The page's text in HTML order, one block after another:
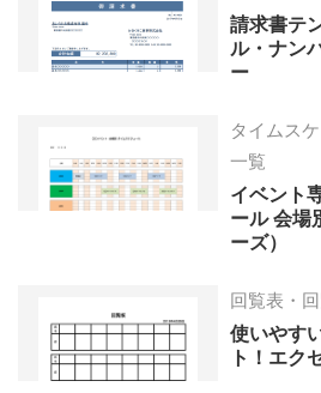
請求書テ
ル・ナン
ー
タイムス
一覧
イベント
ール 会場
ーズ）
回覧表・
使いやす
ト！エク